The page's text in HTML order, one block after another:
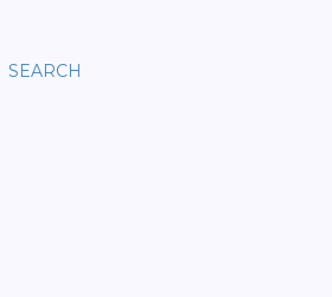
SEARCH